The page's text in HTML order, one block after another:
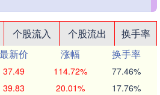
个股流入 个股流出
换手率
最新价 涨幅
换手率
37.49 114.72% 77.46%
39.83 20.01% 17.76%